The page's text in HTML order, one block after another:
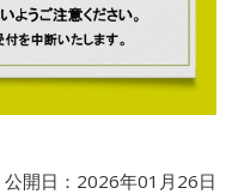
公開日：2026年01月26日